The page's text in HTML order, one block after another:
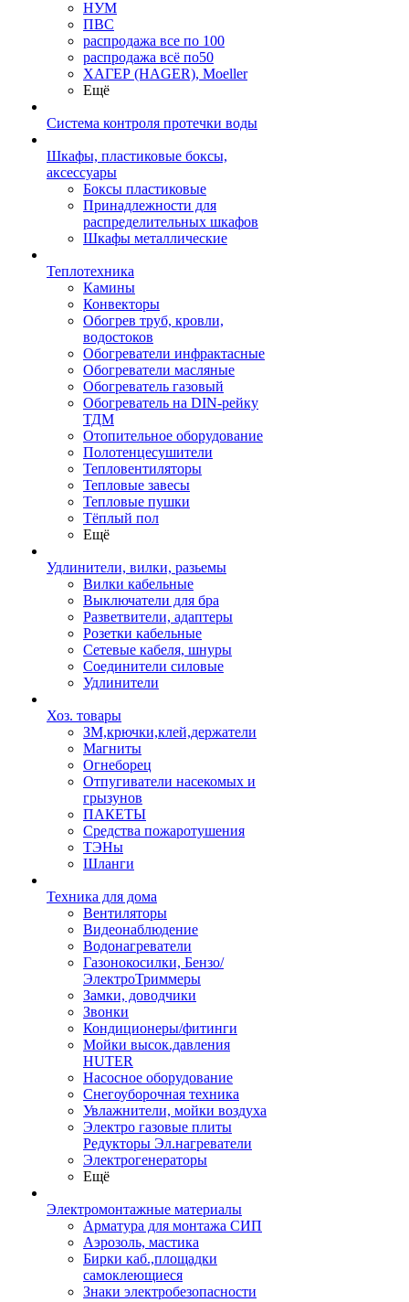
НУМ
ПВС
распродажа все по 100
распродажа всё по50
ХАГЕР (HAGER), Moeller
Ещё
Система контроля протечки воды
Шкафы, пластиковые боксы,
аксессуары
Боксы пластиковые
Принадлежности для
распределительных шкафов
Шкафы металлические
Теплотехника
Камины
Конвекторы
Обогрев труб, кровли,
водостоков
Обогреватели инфрактасные
Обогреватели масляные
Обогреватель газовый
Обогреватель на DIN-рейку
ТДМ
Отопительное оборудование
Полотенцесушители
Тепловентиляторы
Тепловые завесы
Тепловые пушки
Тёплый пол
Ещё
Удлинители, вилки, разьемы
Вилки кабельные
Выключатели для бра
Разветвители, адаптеры
Розетки кабельные
Сетевые кабеля, шнуры
Соединители силовые
Удлинители
Хоз. товары
ЗМ,крючки,клей,держатели
Магниты
Огнеборец
Отпугиватели насекомых и
грызунов
ПАКЕТЫ
Средства пожаротушения
ТЭНы
Шланги
Техника для дома
Вентиляторы
Видеонаблюдение
Водонагреватели
Газонокосилки, Бензо/
ЭлектроТриммеры
Замки, доводчики
Звонки
Кондиционеры/фитинги
Мойки высок.давления
HUTER
Насосное оборудование
Снегоуборочная техника
Увлажнители, мойки воздуха
Электро газовые плиты
Редукторы Эл.нагреватели
Электрогенераторы
Ещё
Электромонтажные материалы
Арматура для монтажа СИП
Аэрозоль, мастика
Бирки каб.,площадки
самоклеющиеся
Знаки электробезопасности